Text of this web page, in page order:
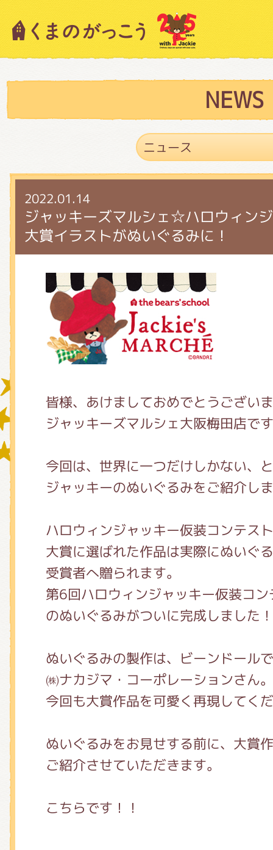
NEWS
2022.01.14
ジャッキーズマルシェ☆ハロウィン
大賞イラストがぬいぐるみに！
皆様、あけましておめでとうござい
ジャッキーズマルシェ大阪梅田店で
今回は、世界に一つだけしかない、
ジャッキーのぬいぐるみをご紹介し
ハロウィンジャッキー仮装コンテス
大賞に選ばれた作品は実際にぬいぐ
受賞者へ贈られます。
第6回ハロウィンジャッキー仮装コ
のぬいぐるみがついに完成しました
ぬいぐるみの製作は、ビーンドール
㈱ナカジマ・コーポレーションさん。
今回も大賞作品を可愛く再現してく
ぬいぐるみをお見せする前に、大賞
ご紹介させていただきます。
こちらです！！
キャラクター紹介
スタッフブログ
絵本・作家紹介
グッズインフォメーション
おたのしみコンテンツ(クイズ・
チア ジャッキーズ！
くまのがっこう しょくいんしつ
くまのがっこう 家庭科部